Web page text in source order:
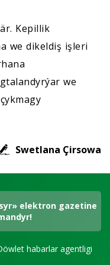
Kepillik
we dikeldiş işleri
we
Swetlana Çirsowa
elektron gazetine
habarlar agentligi